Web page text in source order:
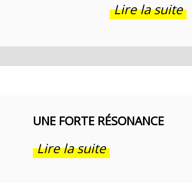
Lire la suite
UNE FORTE RÉSONANCE
Lire la suite